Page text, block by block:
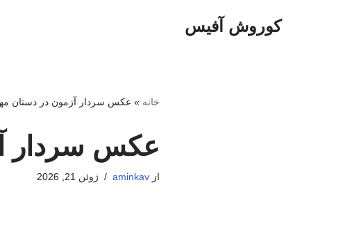
کوروش آفیس
خانه » عکس سردار آزمون در دستان
عکس سردار
ازaminkav ژوئن 21, 2026